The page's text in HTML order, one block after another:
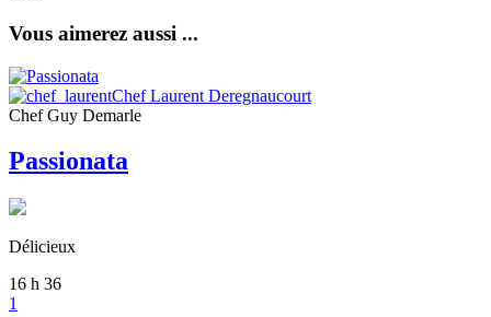
Vous aimerez aussi ...
Chef Laurent Deregnaucourt
Chef Guy Demarle
Passionata
Délicieux
16 h 36
1